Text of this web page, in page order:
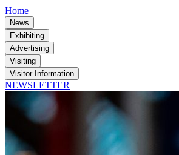
Home
News
Exhibiting
Advertising
Visiting
Visitor Information
NEWSLETTER